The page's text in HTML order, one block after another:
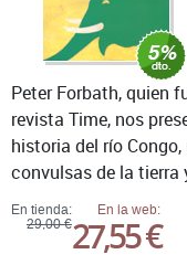
En tienda:
29,00 €
En la web:
27,55 €
Peter Forbath, quien
revista Time, nos
historia del río
convulsas de la tierra